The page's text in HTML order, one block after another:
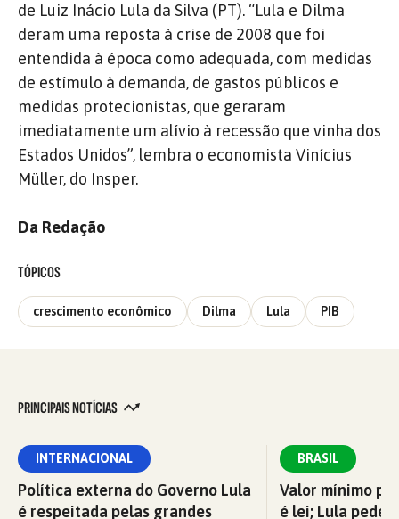
de Luiz Inácio Lula da Silva (PT). “Lula e Dilma
deram uma reposta à crise de 2008 que foi
entendida à época como adequada, com medidas
de estímulo à demanda, de gastos públicos e
medidas protecionistas, que geraram
imediatamente um alívio à recessão que vinha dos
Estados Unidos”, lembra o economista Vinícius
Müller, do Insper.
Da Redação
TÓPICOS
crescimento econômico Dilma Lula PIB
PRINCIPAIS NOTÍCIAS
INTERNACIONAL
Política externa do Governo Lula
é respeitada pelas grandes
BRASIL
Valor mínimo
é lei; Lula pede